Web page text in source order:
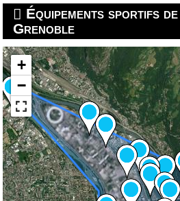
Équipements sportifs
Grenoble
+
−